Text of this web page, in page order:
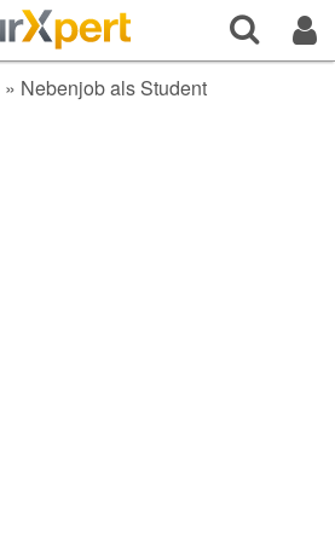
» Nebenjob als Student